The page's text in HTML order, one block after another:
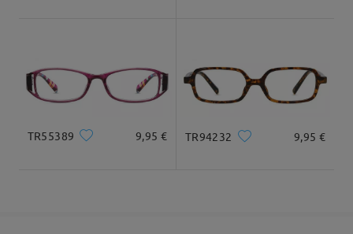
TR55389 9,95 € TR94232 9,95 €